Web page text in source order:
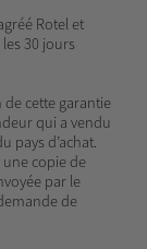
Rotel et
30 jours
cette garantie
qui a vendu
pays d’achat.
copie de
par le
de